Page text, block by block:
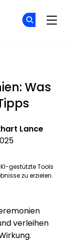
Was
Lance
gestützte Tools
zu erzielen.
new window
verleihen